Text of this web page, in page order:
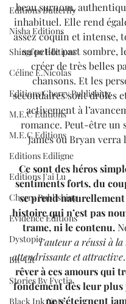
Editions Butterfly
Nisha Editions
Shingfoo Editions
Céline E.Nicolas
Editions Cherry Publishing
M.E.C Editions
M.E.C Editions
Editions Ediligne
Editions J'ai Lu
Cherry Publishing
Evidence Editions
Dystopie
Bit-Lit
Stories By Fyctia
Black Ink Note
beau surnom,
inhabituel. Elle rend
assez coquin et intense,
sa petite part sombre,
créer de très belles
chansons. Et les
secondaires sont drôles
activement à
romance. Peut-être un
James ou Bryan verra
Ce sont des héros
sentiments forts, du
se prend
histoire qui n’est pas
trame, ni le contenu.
l’auteur a réussi à
attendrissante et attractive.
rêver à ces amours qui
fondement dès leur plus
ne s’éteignent